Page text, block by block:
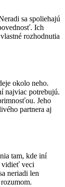
sa spoliehajú
Ich
rozhodnutia
okolo neho.
najviac potrebujú.
Jeho
partnera aj
tam, kde iní
vidieť veci
neriadi len